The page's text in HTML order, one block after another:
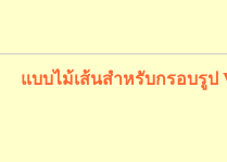
แบบไม้เส้นสำหรับกรอบรูป